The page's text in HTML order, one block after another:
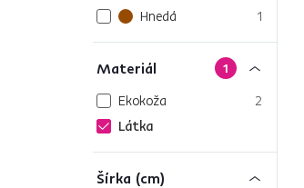
Hnedá
1
Materiál 1
Ekokoža
2
Látka
Šírka (cm)